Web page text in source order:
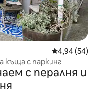
Средна
4,94 (54)
къща с паркинг
с пералня и